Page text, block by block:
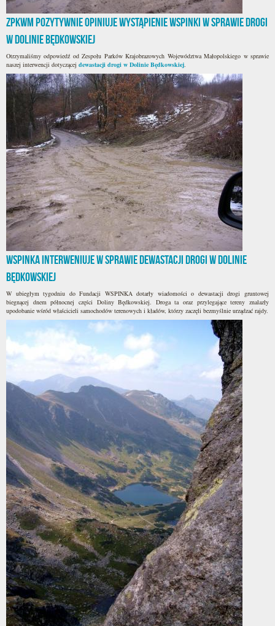
ZPKWM pozytywnie opiniuje wystąpienie WSPINKI w sprawie drogi
w Dolinie Będkowskiej
Otrzymaliśmy odpowiedź od Zespołu Parków Krajobrazowych Województwa Małopolskiego w sprawie
naszej interwencji dotyczącej dewastacji drogi w Dolinie Będkowskiej.
WSPINKA interweniuje w sprawie dewastacji drogi w Dolinie
Będkowskiej
W ubiegłym tygodniu do Fundacji WSPINKA dotarły wiadomości o dewastacji drogi gruntowej
biegnącej dnem północnej części Doliny Będkowskiej. Droga ta oraz przylegające tereny znalazły
upodobanie wśród właścicieli samochodów terenowych i kładów, którzy zaczęli bezmyślnie urządzać rajdy.